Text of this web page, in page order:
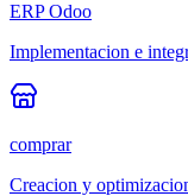
ERP Odoo
Implementacion e
comprar
Creacion y